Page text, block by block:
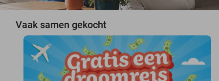
Vaak samen gekocht